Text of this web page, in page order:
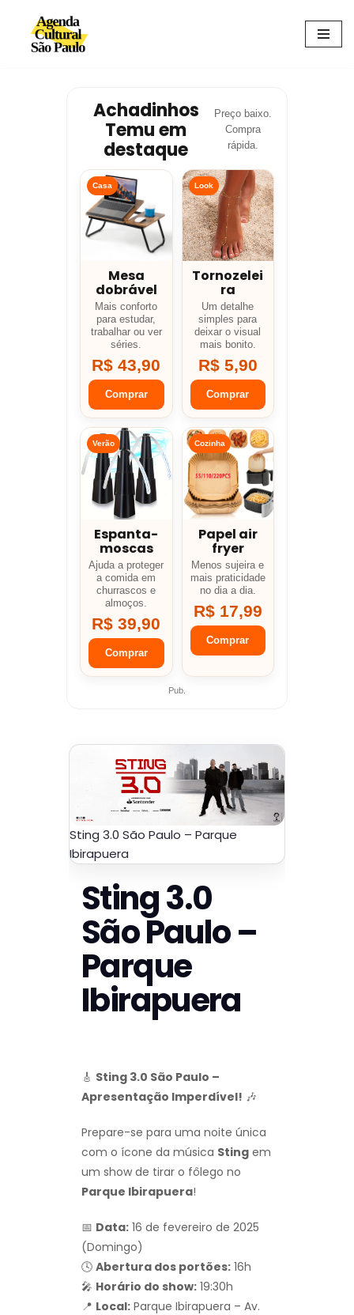
Avançar
Achadinhos
Temu em
destaque
Preço baixo.
Compra
rápida.
Casa
Mesa
dobrável
Mais conforto
para estudar,
trabalhar ou ver
séries.
R$ 43,90
Comprar
Look
Tornozelei
ra
Um detalhe
simples para
deixar o visual
mais bonito.
R$ 5,90
Comprar
Verão
Espanta-
moscas
Ajuda a proteger
a comida em
churrascos e
almoços.
R$ 39,90
Comprar
Cozinha
Papel air
fryer
Menos sujeira e
mais praticidade
no dia a dia.
R$ 17,99
Comprar
Pub.
Sting 3.0 São Paulo – Parque
Ibirapuera
Sting 3.0
São Paulo –
Parque
Ibirapuera
🎸 Sting 3.0 São Paulo –
Apresentação Imperdível! 🎶
Prepare-se para uma noite única
com o ícone da música Sting em
um show de tirar o fôlego no
Parque Ibirapuera!
📅 Data: 16 de fevereiro de 2025
(Domingo)
🕓 Abertura dos portões: 16h
🎤 Horário do show: 19:30h
📍 Local: Parque Ibirapuera – Av.